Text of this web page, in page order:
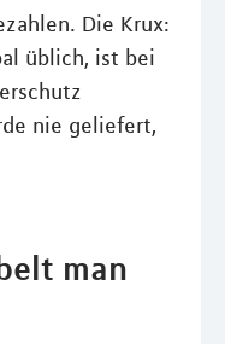
Die Krux:
üblich, ist bei
nie geliefert,
man